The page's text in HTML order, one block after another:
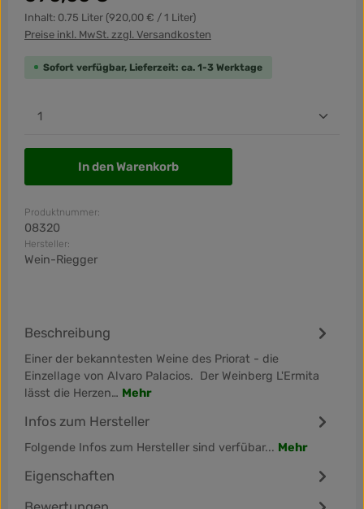
Inhalt: 0.75 Liter (920,00 € / 1 Liter)
Preise inkl. MwSt. zzgl. Versandkosten
Sofort verfügbar, Lieferzeit: ca. 1-3 Werktage
Produkt Anzahl: Gib den gewünschten Wert
In den Warenkorb
Produktnummer:
08320
Hersteller:
Wein-Riegger
Beschreibung
Einer der bekanntesten Weine des Priorat - die
Einzellage von Alvaro Palacios. Der Weinberg L'Ermita
lässt die Herzen… Mehr
Infos zum Hersteller
Folgende Infos zum Hersteller sind verfübar... Mehr
Eigenschaften